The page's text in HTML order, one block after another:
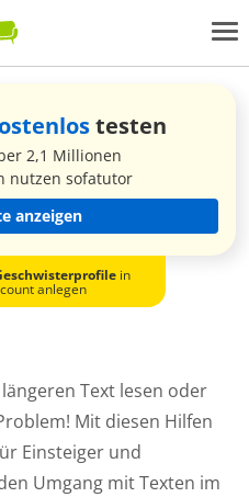
testen
2,1 Millionen
nutzen sofatutor
anzeigen
in
anlegen
Text lesen oder
Mit diesen Hilfen
Einsteiger und
Umgang mit Texten im